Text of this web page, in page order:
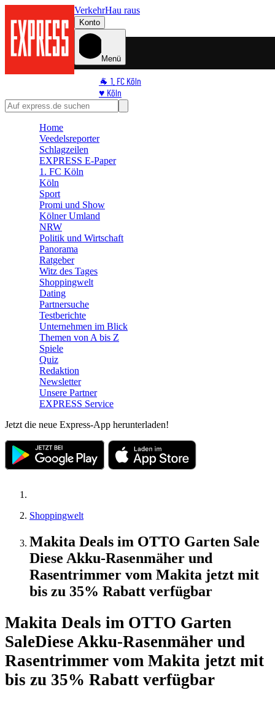
VerkehrHau raus
Konto
Menü
🐐 1. FC Köln
♥️ Köln
⭐ Promi
🛒 Shoppingwelt
Home
Veedelsreporter
Schlagzeilen
EXPRESS E-Paper
1. FC Köln
Köln
Sport
Promi und Show
Kölner Umland
NRW
Politik und Wirtschaft
Panorama
Ratgeber
Witz des Tages
Shoppingwelt
Dating
Partnersuche
Testberichte
Unternehmen im Blick
Themen von A bis Z
Spiele
Quiz
Redaktion
Newsletter
Unsere Partner
EXPRESS Service
Jetzt die neue Express-App herunterladen!
Shoppingwelt
Makita Deals im OTTO Garten Sale
Diese Akku-Rasenmäher und
Rasentrimmer vom Makita jetzt mit
bis zu 35% Rabatt verfügbar
Makita Deals im OTTO Garten
SaleDiese Akku-Rasenmäher und
Rasentrimmer vom Makita jetzt mit
bis zu 35% Rabatt verfügbar